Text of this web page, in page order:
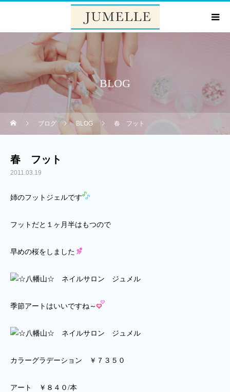
BLOG
ブログ BLOG 春 フット
春 フット
2011.03.19
姉のフットジェルです
フットだと１ヶ月半はもつので
早めの桜をしました
季節アートはいいですね～
カラーグラデーション ￥７３５０
アート ￥８４０/本